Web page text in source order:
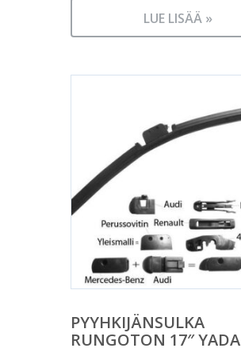
LUE LISÄÄ »
PYYHKIJÄNSULKA
RUNGOTON 17″ YADA